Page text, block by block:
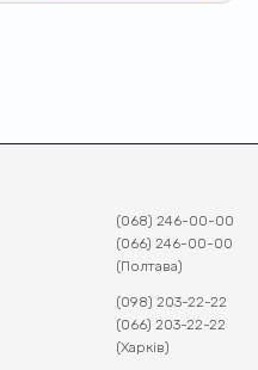
(068) 246-00-00
(066) 246-00-00
(Полтава)
(098) 203-22-22
(066) 203-22-22
(Харків)